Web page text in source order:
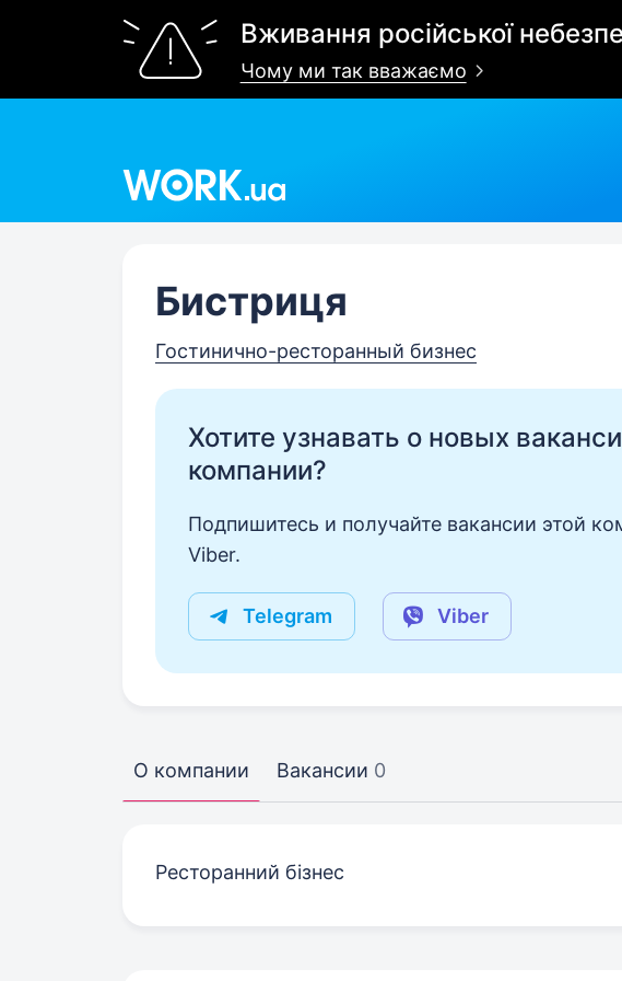
Вживання російської
Чому ми так вважаємо
Бистриця
Гостинично-ресторанный бизнес
Хотите узнавать о новых
компании?
Подпишитесь и получайте вакансии этой
Viber.
Telegram Viber
О компании Вакансии 0
Ресторанний бізнес